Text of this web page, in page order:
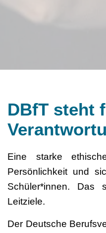
DBfT steht
Eine starke
Persönlichkeit und
Schüler*innen. Das
Leitziele.
Der Deutsche